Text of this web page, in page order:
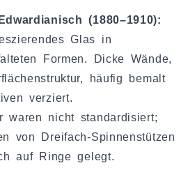
(1880–1910):
Glas in
Formen. Dicke Wände,
häufig bemalt
verziert.
waren nicht standardisiert;
von Dreifach-Spinnenstützen
auf Ringe gelegt.